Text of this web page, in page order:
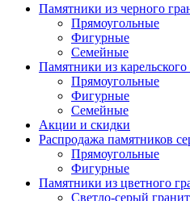
Памятники из черного
Прямоугольные
Фигурные
Семейные
Памятники из карельского
Прямоугольные
Фигурные
Семейные
Акции и скидки
Распродажа памятников
Прямоугольные
Фигурные
Памятники из цветного
Светло-серый гранит